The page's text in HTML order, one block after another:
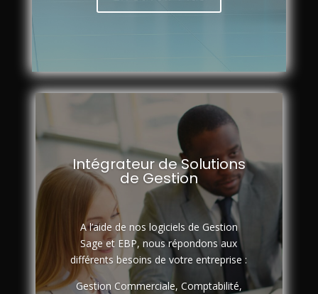
Intégrateur de Solutions
de Gestion
A l’aide de nos logiciels de Gestion
Sage et EBP, nous répondons aux
différents besoins de votre entreprise :
Gestion Commerciale, Comptabilité,